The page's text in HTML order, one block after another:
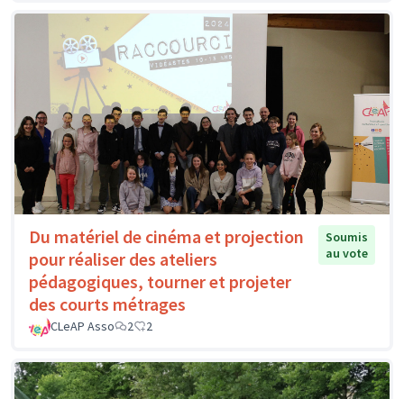
Du matériel de cinéma et projection
pour réaliser des ateliers
pédagogiques, tourner et projeter
des courts métrages
Soumis
au vote
CLeAP Asso 2 2